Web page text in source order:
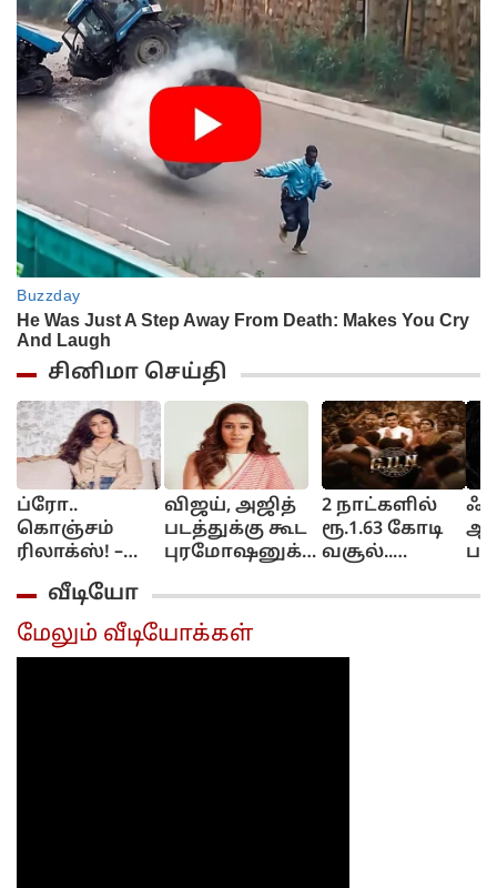
சினிமா செய்தி
ப்ரோ..
கொஞ்சம்
ரிலாக்ஸ்! –
யஷஸ்வியுடன்
காதலா?
மிருணாள்
தாகூர்
விஜய், அஜித்
படத்துக்கு கூட
புரமோஷனுக்கு
நயன்தாரா..
யஷ் படத்தில்
மட்டும் ஆஜர்...
2 நாட்களில்
ரூ.1.63 கோடி
வசூல்..
படத்தின்
வீடியோ
மேலும் வீடியோக்கள்